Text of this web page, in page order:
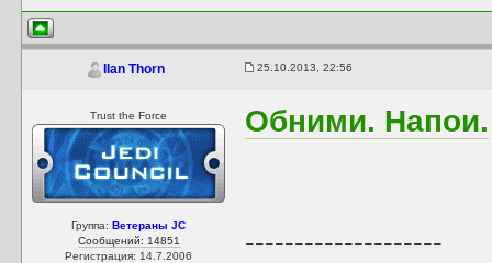
Ilan Thorn 25.10.2013, 22:56
Trust the Force
Группа:Ветераны JC
Сообщений: 14851
Регистрация: 14.7.2006
Обними. Напои.
--------------------